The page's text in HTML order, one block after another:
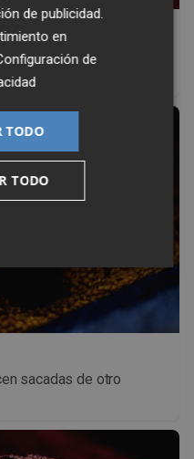
escuela ¡Cómo los de
sacadas de otro
de publicidad
en
de
TODO
TODO